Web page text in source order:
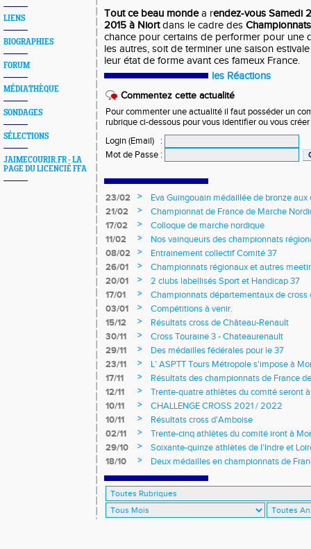
LIENS
BIOGRAPHIES
FORUM
MÉDIATHÈQUE
SONDAGES
SÉLECTIONS
JAIMECOURIR.FR - LA
PAGE DU LICENCIÉ FFA
Tout ce beau mondea rendez-vous Samedi
2015 à Niortdans le cadre des
chance pour certains de performer pour une
les autres, soit de terminer une saison
leur état de forme avant ces fameux France.
les Réactions
Commentez cette actualité
Pour commenter une actualité il faut posséder un
rubrique ci-dessous pour vous identifier ou vous
Login (Email)
:
Mot de Passe :
23/02 >
Eva Guingouain médaillée de bronze
jeunes
21/02 >
Championnat de France de Marche
17/02
>
Colloque de marche nordique
11/02
>
Nos vainqueurs des championnats
08/02
>
Entrainement collectif Comité 37
26/01
>
Championnats régionaux et autres
20/01
>
2 clubs labellisés Sport et Handicap 37
17/01
>
Championnats départementaux de cross
longs et meetings en salle
03/01 >
Compétitions à venir.
15/12
>
Résultats cross de Château-Renault
30/11
>
Cross Touraine 3 - Chateaurenault
29/11
>
Des médailles fédérales pour le 37
23/11
>
L’ ASPTT Tours Métropole s'impose à
17/11
>
Résultats des championnats de France
12/11
>
Trente-quatre athlètes du comité seront
10/11
>
CHALLENGE CROSS 2021 / 2022
10/11
>
Résultats cross d'Amboise
02/11
>
Trente-cinq athlètes du comité iront à
29/10
>
Soixante-quinze athlètes de l'Indre et
régionaux de cross-country 2021
18/10 > Deux médailles en championnats de